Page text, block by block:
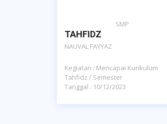
SMP
TAHFIDZ
NAUVAL FAYYAZ
Kegiatan : Mencapai Kurikulum
Tahfidz / Semester
Tanggal : 10/12/2023